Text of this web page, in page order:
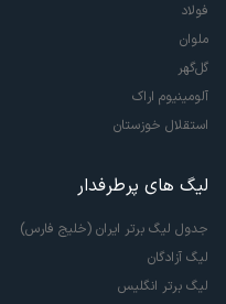
فولاد
ملوان
گل‌گهر
آلومینیوم اراک
استقلال خوزستان
لیگ های پرطرفدار
جدول لیگ برتر ایران (خلیج فارس)
لیگ آزادگان
لیگ برتر انگلیس